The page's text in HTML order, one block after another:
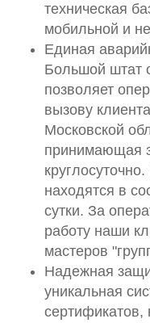
техническая
мобильной и
Единая
Большой штат
позволяет
вызову
Московской
принимающая
находятся в
сутки. За
работу наши
мастеров
Надежная
уникальная